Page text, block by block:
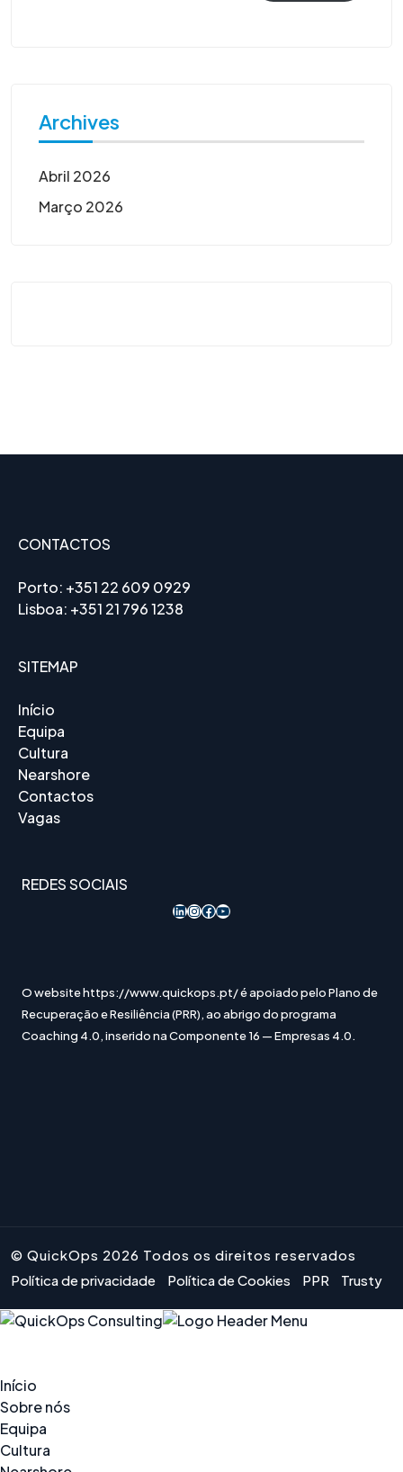
Archives
Abril 2026
Março 2026
CONTACTOS
Porto: +351 22 609 0929
Lisboa: +351 21 796 1238
SITEMAP
Início
Equipa
Cultura
Nearshore
Contactos
Vagas
REDES SOCIAIS
LinkedIn InstagramAcesso ao Facebook YouTube
O website https://www.quickops.pt/ é apoiado pelo Plano de
Recuperação e Resiliência (PRR), ao abrigo do programa
Coaching 4.0, inserido na Componente 16 — Empresas 4.0.
© QuickOps 2026 Todos os direitos reservados
Política de privacidade
Política de Cookies PPR Trusty
Início
Sobre nós
Equipa
Cultura